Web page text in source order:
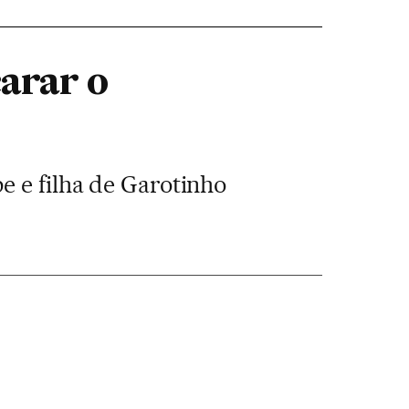
o
e filha de Garotinho